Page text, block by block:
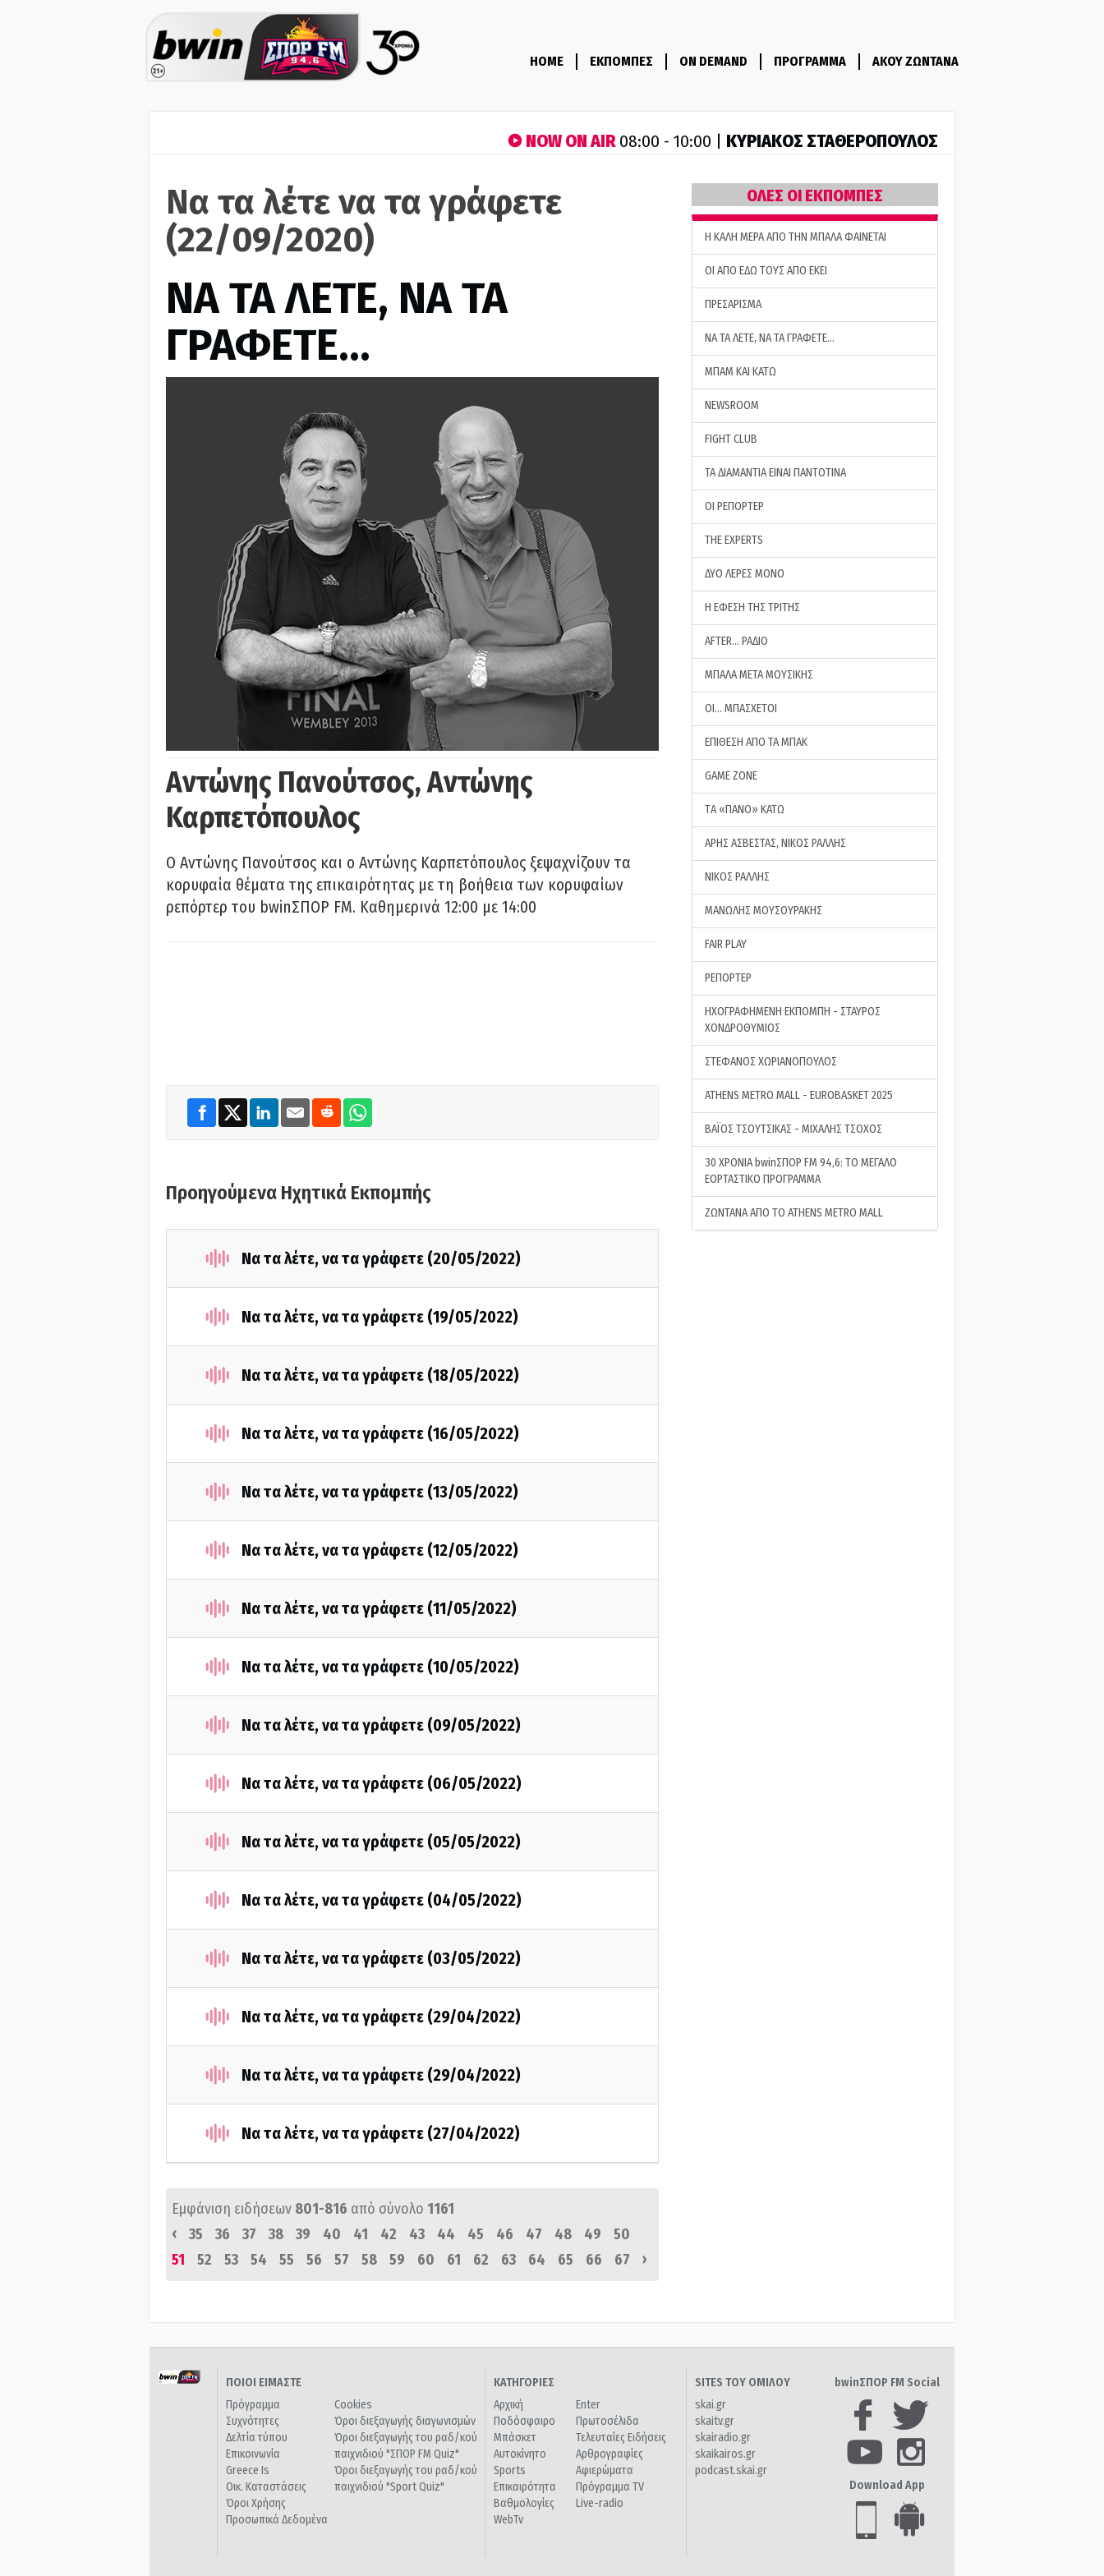
HOME ΕΚΠΟΜΠΕΣ ON DEMAND ΠΡΟΓΡΑΜΜΑ ΑΚΟΥ ΖΩΝΤΑΝΑ
NOW ON AIR08:00 - 10:00 | ΚΥΡΙΑΚΟΣ ΣΤΑΘΕΡΟΠΟΥΛΟΣ
Να τα λέτε να τα γράφετε
(22/09/2020)
ΝΑ ΤΑ ΛΕΤΕ, ΝΑ ΤΑ
ΓΡΑΦΕΤΕ…
Αντώνης Πανούτσος, Αντώνης
Καρπετόπουλος
Ο Αντώνης Πανούτσος και ο Αντώνης Καρπετόπουλος ξεψαχνίζουν τα
κορυφαία θέματα της επικαιρότητας με τη βοήθεια των κορυφαίων
ρεπόρτερ του bwinΣΠΟΡ FM. Καθημερινά 12:00 με 14:00
Προηγούμενα Ηχητικά Εκπομπής
Να τα λέτε, να τα γράφετε (20/05/2022)
Να τα λέτε, να τα γράφετε (19/05/2022)
Να τα λέτε, να τα γράφετε (18/05/2022)
Να τα λέτε, να τα γράφετε (16/05/2022)
Να τα λέτε, να τα γράφετε (13/05/2022)
Να τα λέτε, να τα γράφετε (12/05/2022)
Να τα λέτε, να τα γράφετε (11/05/2022)
Να τα λέτε, να τα γράφετε (10/05/2022)
Να τα λέτε, να τα γράφετε (09/05/2022)
Να τα λέτε, να τα γράφετε (06/05/2022)
Να τα λέτε, να τα γράφετε (05/05/2022)
Να τα λέτε, να τα γράφετε (04/05/2022)
Να τα λέτε, να τα γράφετε (03/05/2022)
Να τα λέτε, να τα γράφετε (29/04/2022)
Να τα λέτε, να τα γράφετε (29/04/2022)
Να τα λέτε, να τα γράφετε (27/04/2022)
Εμφάνιση ειδήσεων 801-816 από σύνολο 1161
‹
35 36 37 38 39 40 41 42 43 44 45 46 47 48 49
50
51
52 53 54 55 56 57 58 59 60 61 62 63 64 65 66 67 ›
ΟΛΕΣ ΟΙ ΕΚΠΟΜΠΕΣ
H ΚΑΛΗ ΜΕΡΑ ΑΠΟ ΤΗΝ ΜΠΑΛΑ ΦΑΙΝΕΤΑΙ
ΟΙ ΑΠΟ ΕΔΩ ΤΟΥΣ ΑΠΟ ΕΚΕΙ
ΠΡΕΣΑΡΙΣΜΑ
ΝΑ ΤΑ ΛΕΤΕ, ΝΑ ΤΑ ΓΡΑΦΕΤΕ…
ΜΠΑΜ ΚΑΙ ΚΑΤΩ
NEWSROOM
FIGHT CLUB
ΤΑ ΔΙΑΜΑΝΤΙΑ ΕΙΝΑΙ ΠΑΝΤΟΤΙΝΑ
ΟΙ ΡΕΠΟΡΤΕΡ
THE EXPERTS
ΔΥΟ ΛΕΡΕΣ ΜΟΝΟ
Η ΕΦΕΣΗ ΤΗΣ ΤΡΙΤΗΣ
AFTER… ΡΑΔΙΟ
ΜΠΑΛΑ ΜΕΤΑ ΜΟΥΣΙΚΗΣ
ΟΙ… ΜΠΑΣΧΕΤΟΙ
ΕΠΙΘΕΣΗ ΑΠΟ ΤΑ ΜΠΑΚ
GAME ZONE
ΤA «ΠΑΝΟ» ΚΑΤΩ
ΑΡΗΣ ΑΣΒΕΣΤΑΣ, ΝΙΚΟΣ ΡΑΛΛΗΣ
ΝΙΚΟΣ ΡΑΛΛΗΣ
ΜΑΝΩΛΗΣ ΜΟΥΣΟΥΡΑΚΗΣ
FAIR PLAY
ΡΕΠΟΡΤΕΡ
ΗΧΟΓΡΑΦΗΜΕΝΗ ΕΚΠΟΜΠΗ - ΣΤΑΥΡΟΣ
ΧΟΝΔΡΟΘΥΜΙΟΣ
ΣΤΕΦΑΝΟΣ ΧΩΡΙΑΝΟΠΟΥΛΟΣ
ATHENS METRO MALL - EUROBASKET 2025
ΒΑΪΟΣ ΤΣΟΥΤΣΙΚΑΣ - ΜΙΧΑΛΗΣ ΤΣΟΧΟΣ
30 ΧΡΟΝΙΑ bwinΣΠΟΡ FM 94,6: ΤΟ ΜΕΓΑΛΟ
ΕΟΡΤΑΣΤΙΚΟ ΠΡΟΓΡΑΜΜΑ
ΖΩΝΤΑΝΑ ΑΠΟ ΤΟ ATHENS METRO MALL
ΠΟΙΟΙ ΕΙΜΑΣΤΕ
Πρόγραμμα
Συχνότητες
Δελτία τύπου
Επικοινωνία
Greece Is
Οικ. Καταστάσεις
Όροι Χρήσης
Προσωπικά Δεδομένα
Cookies
Όροι διεξαγωγής διαγωνισμών
Όροι διεξαγωγής του ραδ/κού
παιχνιδιού "ΣΠΟΡ FM Quiz"
Όροι διεξαγωγής του ραδ/κού
παιχνιδιού "Sport Quiz"
ΚΑΤΗΓΟΡΙΕΣ
Αρχική
Ποδόσφαιρο
Μπάσκετ
Αυτοκίνητο
Sports
Επικαιρότητα
Βαθμολογίες
WebTv
Enter
Πρωτοσέλιδα
Τελευταίες Ειδήσεις
Αρθρογραφίες
Αφιερώματα
Πρόγραμμα TV
Live-radio
SITES ΤΟΥ ΟΜΙΛΟΥ
skai.gr
skaitv.gr
skairadio.gr
skaikairos.gr
podcast.skai.gr
bwinΣΠΟΡ FM Social
Download App